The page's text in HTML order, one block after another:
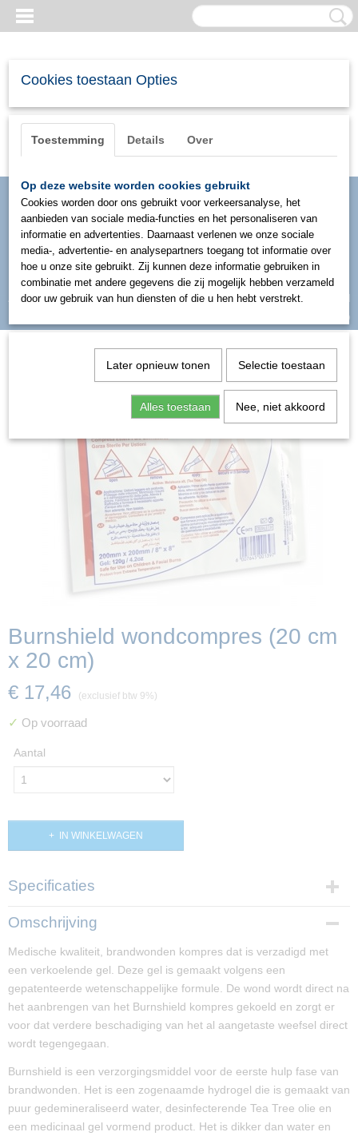
Inloggen Registreren
UW WINKELWAGEN
(0)
Burnshield wondcompres (20 cm
x 20 cm)
€ 17,46 (exclusief btw 9%)
✓ Op voorraad
Aantal
IN WINKELWAGEN
Specificaties
Productcode
Afmetingen (l,b,h)
20 x 20 x 0 cm
Omschrijving
Medische kwaliteit, brandwonden kompres dat is verzadigd met
een verkoelende gel. Deze gel is gemaakt volgens een
gepatenteerde wetenschappelijke formule. De wond wordt direct na
het aanbrengen van het Burnshield kompres gekoeld en zorgt er
voor dat verdere beschadiging van het al aangetaste weefsel direct
wordt tegengegaan.
Burnshield is een verzorgingsmiddel voor de eerste hulp fase van
brandwonden. Het is een zogenaamde hydrogel die is gemaakt van
puur gedemineraliseerd water, desinfecterende Tea Tree olie en
een medicinaal gel vormend product. Het is dikker dan water en
Cookies toestaan Opties
Toestemming Details Over
Op deze website worden cookies gebruikt
Cookies worden door ons gebruikt voor verkeersanalyse, het
aanbieden van sociale media-functies en het personaliseren van
informatie en advertenties. Daarnaast verlenen we onze sociale
media-, advertentie- en analysepartners toegang tot informatie over
hoe u onze site gebruikt. Zij kunnen deze informatie gebruiken in
combinatie met andere gegevens die zij mogelijk hebben verzameld
door uw gebruik van hun diensten of die u hen hebt verstrekt.
Later opnieuw tonen Selectie toestaan
Alles toestaan Nee, niet akkoord